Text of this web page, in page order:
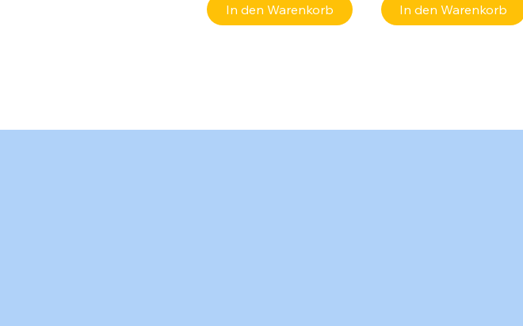
In den Warenkorb In den Warenkorb